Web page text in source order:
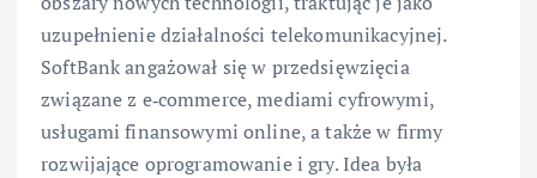
uzupełnienie działalności telekomunikacyjnej.
SoftBank angażował się w przedsięwzięcia
związane z e‑commerce, mediami cyfrowymi,
usługami finansowymi online, a także w firmy
rozwijające oprogramowanie i gry. Idea była